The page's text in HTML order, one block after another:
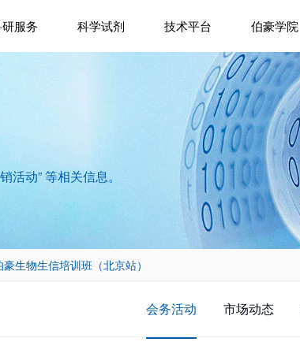
服务 科学试剂 技术平台 伯豪学院
活动” 等相关信息。
生物生信培训班（北京站）
会务活动 市场动态